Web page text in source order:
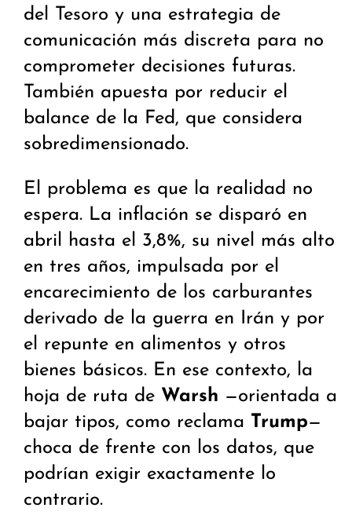
del Tesoro y una estrategia de
comunicación más discreta para no
comprometer decisiones futuras.
También apuesta por reducir el
balance de la Fed, que considera
sobredimensionado.
El problema es que la realidad no
espera. La inflación se disparó en
abril hasta el 3,8%, su nivel más alto
en tres años, impulsada por el
encarecimiento de los carburantes
derivado de la guerra en Irán y por
el repunte en alimentos y otros
bienes básicos. En ese contexto, la
hoja de ruta de Warsh —orientada a
bajar tipos, como reclama Trump—
choca de frente con los datos, que
podrían exigir exactamente lo
contrario.